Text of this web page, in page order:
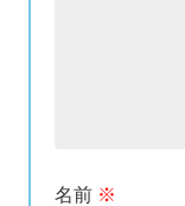
名前 ※